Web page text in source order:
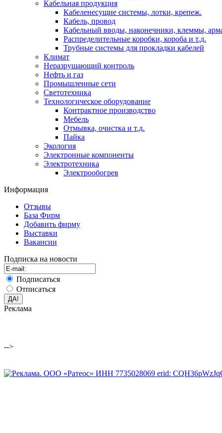
Кабельная продукция
Кабеленесущие системы, лотки, крепеж.
Кабель, провод
Кабельный вводы, наконечники, клеммы,
Распределительные коробки, короба и т.д.
Трубные системы для прокладки кабелей
Климат
Неразрушающий контроль
Нефть и газ
Промышленные сети
Светотехника
Технологическое оборудование
Контрактное производство
Мебель
Отмывка, очистка и т.д.
Пайка
Экология
Электронные компоненты
Электротехника
Электрообогрев
Информация
Отзывы
База Фирм
Добавить фирму
Выставки
Вакансии
Подписка на новости
Подписаться
Отписаться
Реклама
-->